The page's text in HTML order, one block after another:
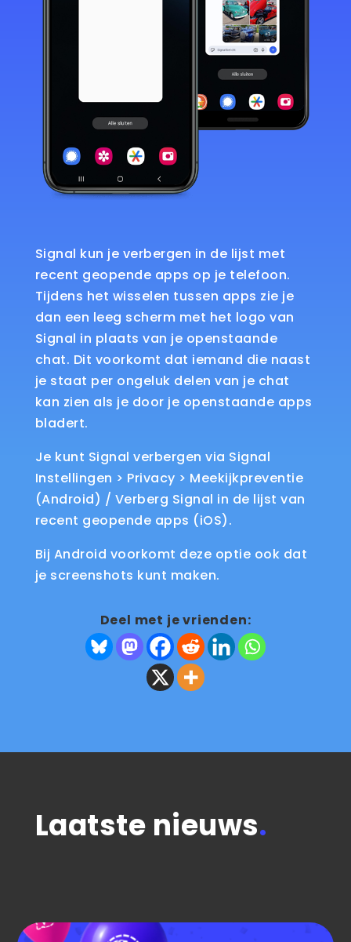
Signal kun je verbergen in de lijst met
recent geopende apps op je telefoon.
Tijdens het wisselen tussen apps zie je
dan een leeg scherm met het logo van
Signal in plaats van je openstaande
chat. Dit voorkomt dat iemand die naast
je staat per ongeluk delen van je chat
kan zien als je door je openstaande apps
bladert.
Je kunt Signal verbergen via Signal
Instellingen > Privacy > Meekijkpreventie
(Android) / Verberg Signal in de lijst van
recent geopende apps (iOS).
Bij Android voorkomt deze optie ook dat
je screenshots kunt maken.
Deel met je vrienden:
Laatste nieuws.